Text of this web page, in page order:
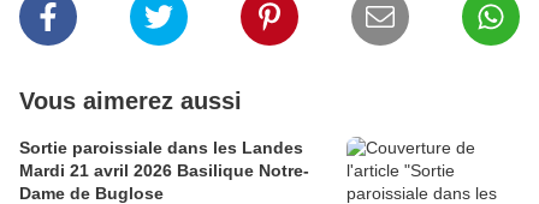
Vous aimerez aussi
Sortie paroissiale dans les Landes
Mardi 21 avril 2026 Basilique Notre-
Dame de Buglose